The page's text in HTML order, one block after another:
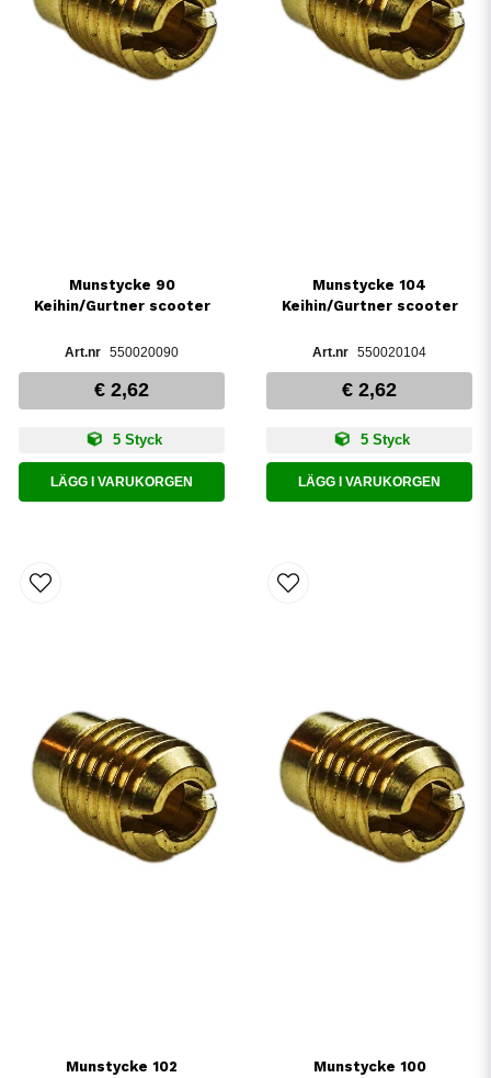
Munstycke 90
Keihin/Gurtner scooter
550020090
€ 2,62
5 Styck
LÄGG I VARUKORGEN
Munstycke 104
Keihin/Gurtner scooter
550020104
€ 2,62
5 Styck
LÄGG I VARUKORGEN
Munstycke 102 Munstycke 100